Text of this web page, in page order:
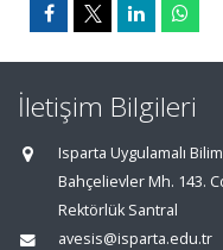
İletişim Bilgileri
Isparta Uygulamalı
Bahçelievler Mh. 143.
Rektörlük Santral
avesis@isparta.edu.tr